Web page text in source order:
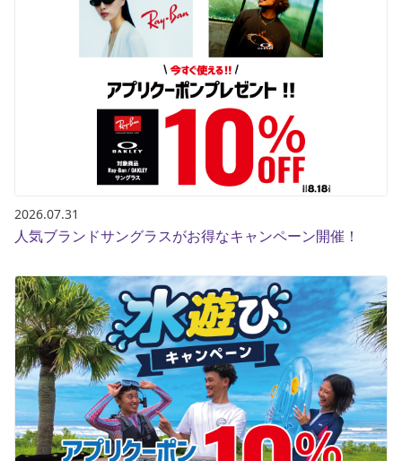
2026.07.31
人気ブランドサングラスがお得なキャンペーン開催！